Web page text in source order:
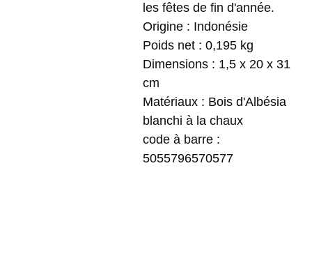
les fêtes de fin d'année.
Origine : Indonésie
Poids net : 0,195 kg
Dimensions : 1,5 x 20 x 31
cm
Matériaux : Bois d'Albésia
blanchi à la chaux
code à barre :
5055796570577